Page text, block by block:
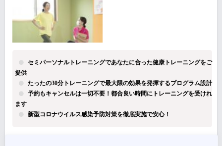
セミパーソナルトレーニングであなたに合った健康トレーニングをご
提供
たったの30分トレーニングで最大限の効果を発揮するプログラム設計
予約もキャンセルは一切不要！都合良い時間にトレーニングを受けれ
ます
新型コロナウイルス感染予防対策を徹底実施で安心！